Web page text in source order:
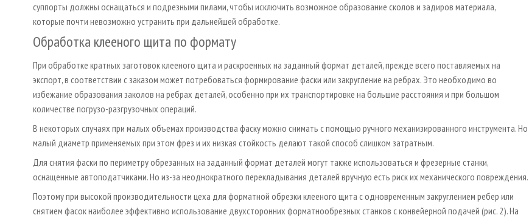
суппорты должны оснащаться и подрезными пилами, чтобы исключить возможное образование сколов и задиров материала,
которые почти невозможно устранить при дальнейшей обработке.
Обработка клееного щита по формату
При обработке кратных заготовок клееного щита и раскроенных на заданный формат деталей, прежде всего поставляемых на
экспорт, в соответствии с заказом может потребоваться формирование фаски или закругление на ребрах. Это необходимо во
избежание образования заколов на ребрах деталей, особенно при их транспортировке на большие расстояния и при большом
количестве погрузо-разгрузочных операций.
В некоторых случаях при малых объемах производства фаску можно снимать с помощью ручного механизированного инструмента. Но
малый диаметр применяемых при этом фрез и их низкая стойкость делают такой способ слишком затратным.
Для снятия фаски по периметру обрезанных на заданный формат деталей могут также использоваться и фрезерные станки,
оснащенные автоподатчиками. Но из-за неоднократного перекладывания деталей вручную есть риск их механического повреждения.
Поэтому при высокой производительности цеха для форматной обрезки клееного щита с одновременным закруглением ребер или
снятием фасок наиболее эффективно использование двухсторонних форматнообрезных станков с конвейерной подачей (рис. 2). На